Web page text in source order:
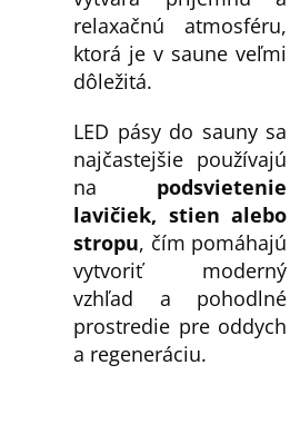
relaxačnú atmosféru,
ktorá je v saune veľmi
dôležitá.
LED pásy do sauny sa
najčastejšie používajú
na podsvietenie
lavičiek, stien alebo
stropu, čím pomáhajú
vytvoriť moderný
vzhľad a pohodlné
prostredie pre oddych
a regeneráciu.